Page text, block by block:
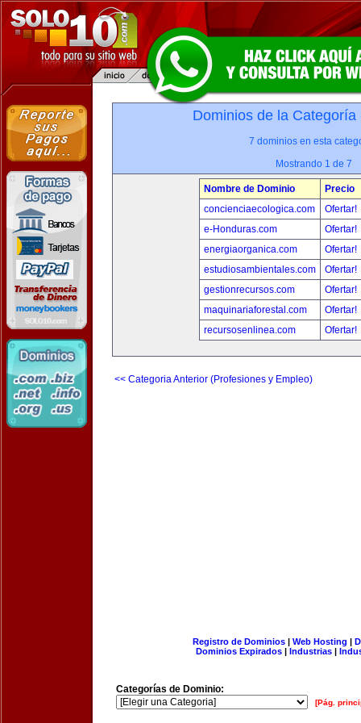
Dominios de la
7 dominios en esta
Mostrando 1 de 7
Nombre de Dominio
Precio
concienciaecologica.com
Ofertar!
e-Honduras.com
Ofertar!
energiaorganica.com
Ofertar!
estudiosambientales.com
Ofertar!
gestionrecursos.com
Ofertar!
maquinariaforestal.com
Ofertar!
recursosenlinea.com
Ofertar!
<< Categoria Anterior (Profesiones y Empleo)
Registro de Dominios| Web Hosting |
Dominios Expirados | Industrias |
Categorías de Dominio:
[Pág.